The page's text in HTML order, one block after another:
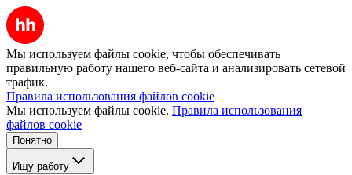
Мы используем файлы cookie, чтобы обеспечивать
правильную работу нашего веб-сайта и анализировать сетевой
трафик.
Правила использования файлов cookie
Мы используем файлы cookie. Правила использования
файлов cookie
Понятно
Ищу работу